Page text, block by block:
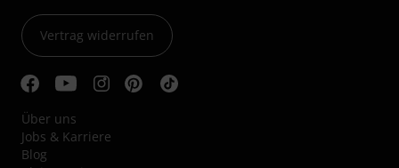
Vertrag widerrufen
Über uns
Jobs & Karriere
Blog